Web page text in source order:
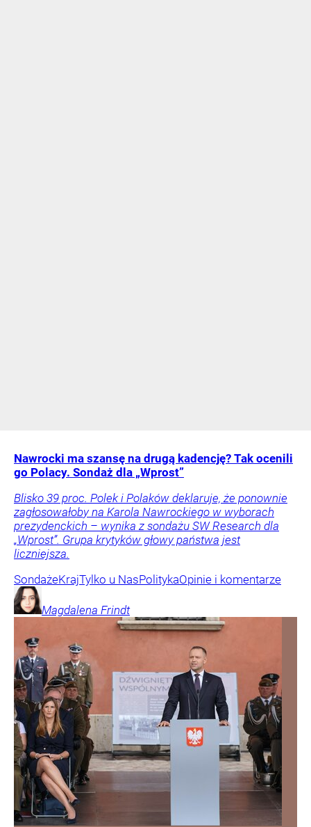
Nawrocki ma szansę na drugą kadencję? Tak ocenili
go Polacy. Sondaż dla „Wprost”
Blisko 39 proc. Polek i Polaków deklaruje, że ponownie
zagłosowałoby na Karola Nawrockiego w wyborach
prezydenckich – wynika z sondażu SW Research dla
„Wprost”. Grupa krytyków głowy państwa jest
liczniejsza.
SondażeKrajTylko u NasPolitykaOpinie i komentarze
Magdalena Frindt